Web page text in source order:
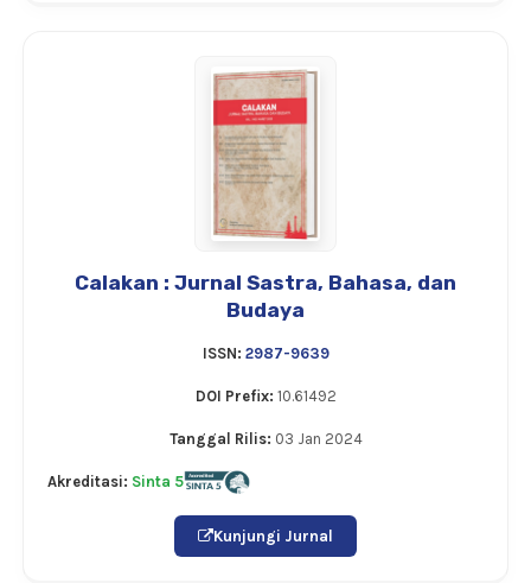
Calakan : Jurnal Sastra, Bahasa, dan
Budaya
ISSN: 2987-9639
DOI Prefix: 10.61492
Tanggal Rilis: 03 Jan 2024
Akreditasi: Sinta 5
Kunjungi Jurnal